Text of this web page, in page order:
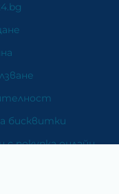
бисквитки
с покупка онлайн,